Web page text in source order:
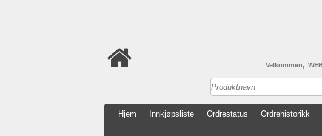
Velkommen,
Hjem Innkjøpsliste Ordrestatus Ordrehistorikk